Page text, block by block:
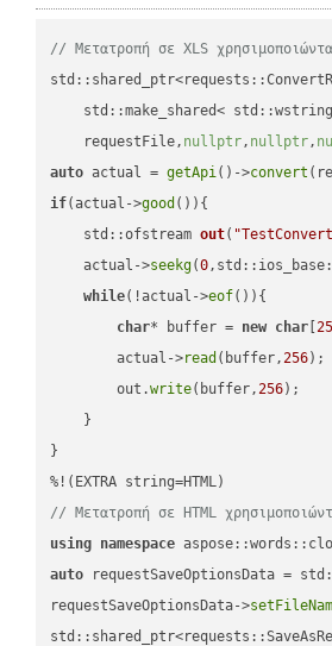
// Μετατροπή σε XLS
std::make_shared<
    requestFile,
nullptr, nullptr,
auto actual = getApi()->convert
if(actual->good ()){
std::ofstream out(
    actual->
seekg(0
while(!actual->eof()){
char* buffer = new char [
        actual->
read (buffer,256);
        out.
write(buffer,256);
    }
}
// Μετατροπή σε HTML
using namespace
auto requestSaveOptionsData =
requestSaveOptionsData->